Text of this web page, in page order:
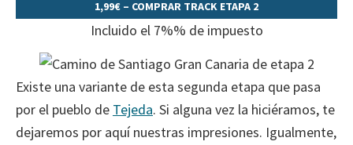
1,99€ – COMPRAR TRACK ETAPA 2
Incluido el 7%% de impuesto
Existe una variante de esta segunda etapa que pasa
por el pueblo de Tejeda. Si alguna vez la hiciéramos, te
dejaremos por aquí nuestras impresiones. Igualmente,